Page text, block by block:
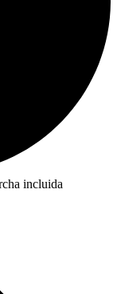
incluida